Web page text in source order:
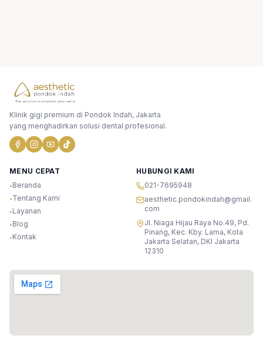
Klinik gigi premium di Pondok Indah, Jakarta
yang menghadirkan solusi dental profesional.
MENU CEPAT
•Beranda
•Tentang Kami
•Layanan
•Blog
•Kontak
HUBUNGI KAMI
021-7695948
aesthetic.pondokindah@gmail.
com
Jl. Niaga Hijau Raya No.49, Pd.
Pinang, Kec. Kby. Lama, Kota
Jakarta Selatan, DKI Jakarta
12310